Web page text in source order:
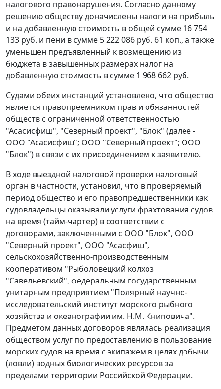
налогового правонарушения. Согласно данному
решению обществу доначислены налоги на прибыль
и на добавленную стоимость в общей сумме 16 754
133 руб. и пени в сумме 5 222 086 руб. 61 коп., а также
уменьшен предъявленный к возмещению из
бюджета в завышенных размерах налог на
добавленную стоимость в сумме 1 968 662 руб.
Судами обеих инстанций установлено, что общество
является правопреемником прав и обязанностей
обществ с ограниченной ответственностью
"Асасисфиш", "Северный проект", "Блок" (далее -
ООО "Асасисфиш"; ООО "Северный проект"; ООО
"Блок") в связи с их присоединением к заявителю.
В ходе выездной налоговой проверки налоговый
орган в частности, установил, что в проверяемый
период общество и его правопредшественники как
судовладельцы оказывали услуги фрахтования судов
на время (тайм-чартер) в соответствии с
договорами, заключенными с ООО "Блок", ООО
"Северный проект", ООО "Асасфиш",
сельскохозяйственно-производственным
кооперативом "Рыболовецкий колхоз
"Савельевский", федеральным государственным
унитарным предприятием "Полярный научно-
исследовательский институт морского рыбного
хозяйства и океанографии им. Н.М. Книповича".
Предметом данных договоров являлась реализация
обществом услуг по предоставлению в пользование
морских судов на время с экипажем в целях добычи
(ловли) водных биологических ресурсов за
пределами территории Российской Федерации.